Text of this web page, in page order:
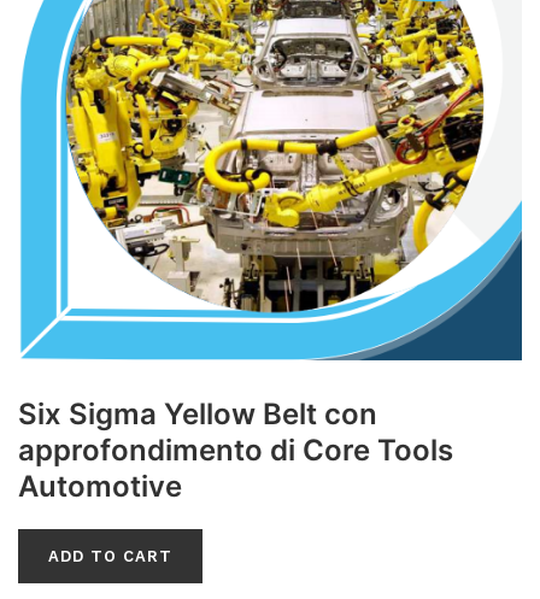
Six Sigma Yellow Belt con
approfondimento di Core Tools
Automotive
ADD TO CART